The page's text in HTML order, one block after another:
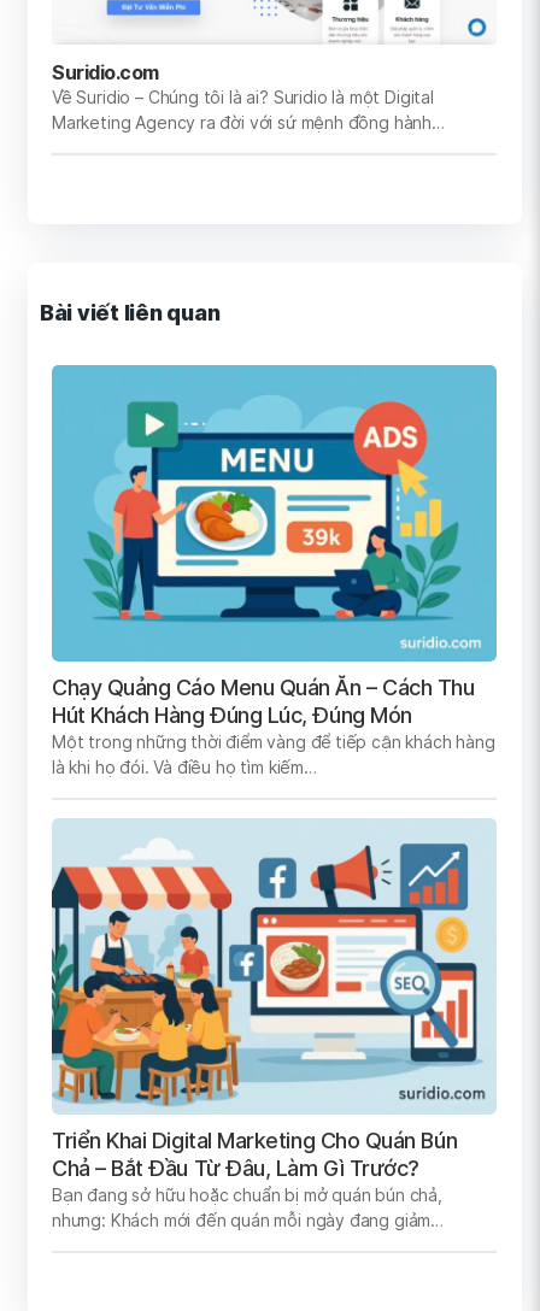
Suridio.com
Về Suridio – Chúng tôi là ai? Suridio là một Digital
Marketing Agency ra đời với sứ mệnh đồng hành…
Bài viết liên quan
Chạy Quảng Cáo Menu Quán Ăn – Cách Thu
Hút Khách Hàng Đúng Lúc, Đúng Món
Một trong những thời điểm vàng để tiếp cận khách hàng
là khi họ đói. Và điều họ tìm kiếm…
Triển Khai Digital Marketing Cho Quán Bún
Chả – Bắt Đầu Từ Đâu, Làm Gì Trước?
Bạn đang sở hữu hoặc chuẩn bị mở quán bún chả,
nhưng: Khách mới đến quán mỗi ngày đang giảm…